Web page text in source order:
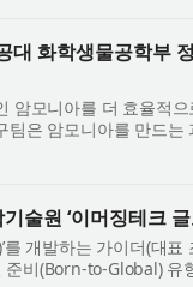
화학생물공학부
암모니아를 더 효율적
은 암모니아를 만드
술원 ‘이머징테크
개발하는 가이더(대
준비(Born-to-Global)